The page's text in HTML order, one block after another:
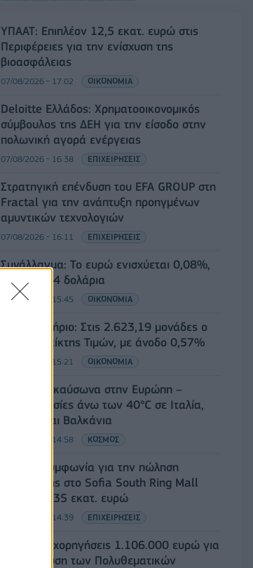
ΥΠΑΑΤ: Επιπλέον 12,5 εκατ. ευρώ στις
Περιφέρειες για την ενίσχυση της
βιοασφάλειας
07/08/2026 - 17:02 ΟΙΚΟΝΟΜΙΑ
Deloitte Ελλάδος: Χρηματοοικονομικός
σύμβουλος της ΔΕΗ για την είσοδο στην
πολωνική αγορά ενέργειας
07/08/2026 - 16:38 ΕΠΙΧΕΙΡΗΣΕΙΣ
Στρατηγική επένδυση του EFA GROUP στη
Fractal για την ανάπτυξη προηγμένων
αμυντικών τεχνολογιών
07/08/2026 - 16:11 ΕΠΙΧΕΙΡΗΣΕΙΣ
Συνάλλαγμα: Το ευρώ ενισχύεται 0,08%,
στα 1,1534 δολάρια
07/08/2026 - 15:45 ΟΙΚΟΝΟΜΙΑ
Χρηματιστήριο: Στις 2.623,19 μονάδες ο
Γενικός Δείκτης Τιμών, με άνοδο 0,57%
07/08/2026 - 15:21 ΟΙΚΟΝΟΜΙΑ
Νέο κύμα καύσωνα στην Ευρώπη –
Θερμοκρασίες άνω των 40°C σε Ιταλία,
Ισπανία και Βαλκάνια
07/08/2026 - 14:58 ΚΟΣΜΟΣ
Fourlis: Συμφωνία για την πώληση
συμμετοχής στο Sofia South Ring Mall
έναντι 49,35 εκατ. ευρώ
07/08/2026 - 14:39 ΕΠΙΧΕΙΡΗΣΕΙΣ
ΥΠΠΟ: Επιχορηγήσεις 1.106.000 ευρώ για
την ενίσχυση των Πολυθεματικών